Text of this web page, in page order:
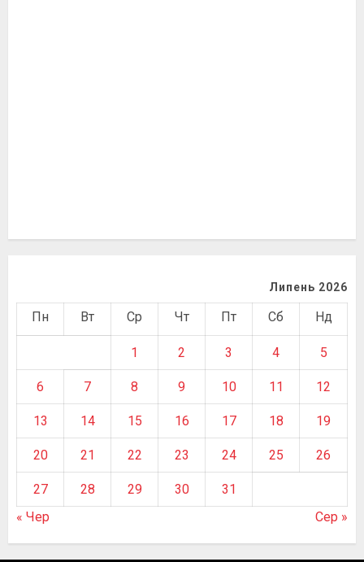
Липень 2026
Пн Вт Ср Чт Пт Сб Нд
1 2 3 4 5
6 7 8 9 10 11 12
13 14 15 16 17 18 19
20 21 22 23 24 25 26
27 28 29 30
31
« Чер
Сер »